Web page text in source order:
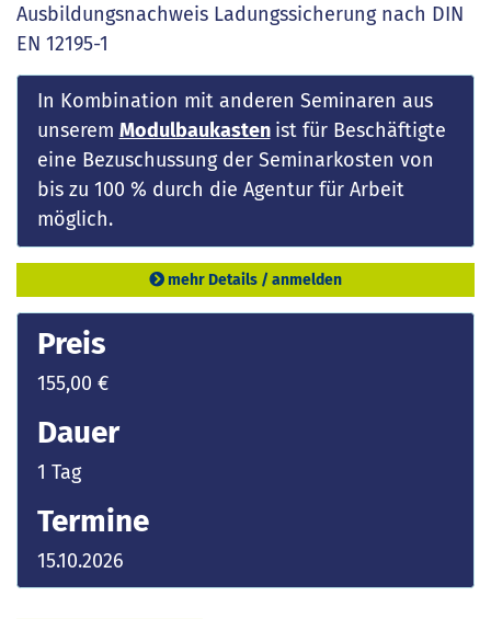
Ausbildungsnachweis Ladungssicherung nach DIN
EN 12195-1
In Kombination mit anderen Seminaren aus
unserem Modulbaukasten ist für Beschäftigte
eine Bezuschussung der Seminarkosten von
bis zu 100 % durch die Agentur für Arbeit
möglich.
mehr Details / anmelden
Preis
155,00 €
Dauer
1 Tag
Termine
15.10.2026